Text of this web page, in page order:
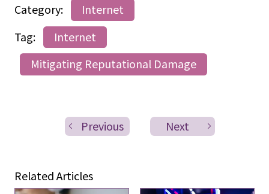
Category:
Internet
Tag:
Internet
Mitigating Reputational Damage
Previous Next
Related Articles